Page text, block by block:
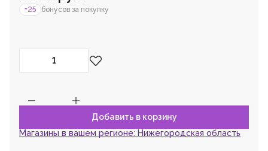
+25 бонусов за покупку
Магазины в вашем регионе: Нижегородская область